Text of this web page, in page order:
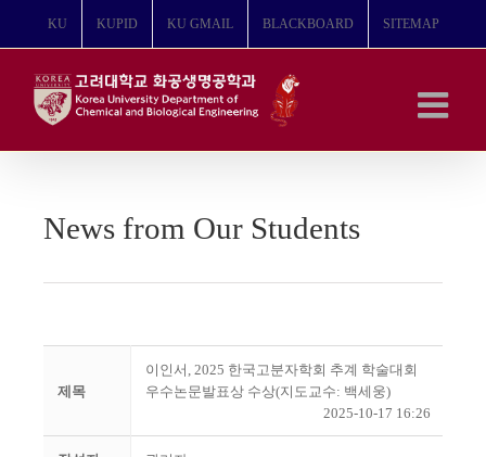
뛰
KU KUPID KU GMAIL BLACKBOARD SITEMAP
News from Our Students
제목
이인서, 2025 한국고분자학회 추계 학술대회
우수논문발표상 수상(지도교수: 백세웅)
2025-10-17 16:26